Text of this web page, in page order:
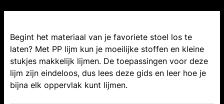
Begint het materiaal van je favoriete stoel los te
laten? Met PP lijm kun je moeilijke stoffen en kleine
stukjes makkelijk lijmen. De toepassingen voor deze
lijm zijn eindeloos, dus lees deze gids en leer hoe je
bijna elk oppervlak kunt lijmen.